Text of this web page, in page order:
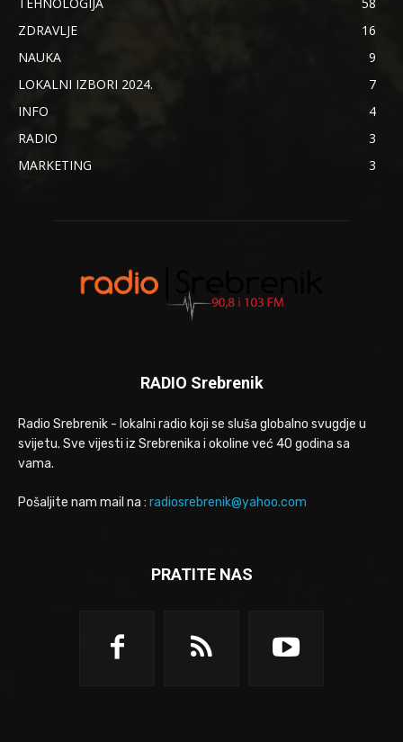
ZDRAVLJE
16
NAUKA
9
LOKALNI IZBORI 2024.
7
INFO
4
RADIO
3
MARKETING
3
RADIO Srebrenik
Radio Srebrenik - lokalni radio koji se sluša globalno svugdje u
svijetu. Sve vijesti iz Srebrenika i okoline već 40 godina sa
vama.
Pošaljite nam mail na : radiosrebrenik@yahoo.com
PRATITE NAS